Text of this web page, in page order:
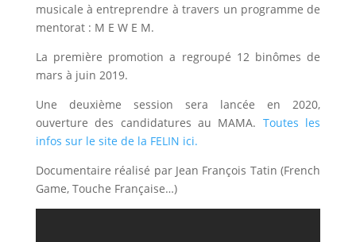
musicale à entreprendre à travers un programme de
mentorat : M E W E M.
La première promotion a regroupé 12 binômes de
mars à juin 2019.
Une deuxième session sera lancée en 2020,
ouverture des candidatures au MAMA. Toutes les
infos sur le site de la FELIN ici.
Documentaire réalisé par Jean François Tatin (French
Game, Touche Française…)